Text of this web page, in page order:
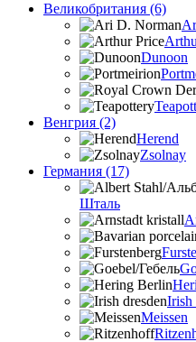
Великобритания (6)
Dunoon
Венгрия (2)
Herend
Zsolnay
Германия (17)
Шталь
Irish
Meissen